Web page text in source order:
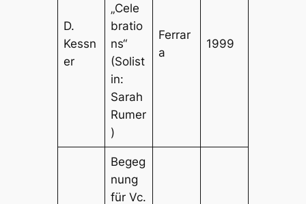
D.
Kessn
er
„Cele
bratio
ns“
(Solist
in:
Sarah
Rumer
)
Ferrar
a
1999
Begeg
nung
für Vc.